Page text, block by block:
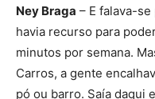
Ney Braga – E falava-
havia recurso para
minutos por semana.
Carros, a gente
pó ou barro. Saía daqui